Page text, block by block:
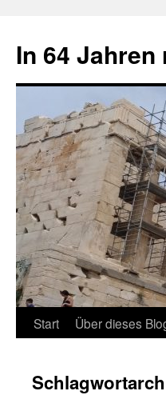
springen
In 64 Jahren
Start Über dieses